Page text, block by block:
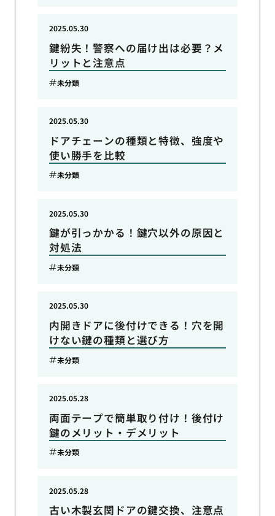
鍵紛失！警察への届け出は必要？メ
リットと注意点
2025.05.30
未分類
ドアチェーンの種類と特徴、強度や
使い勝手を比較
2025.05.30
未分類
鍵が引っかかる！鍵穴以外の原因と
対処法
2025.05.30
未分類
内開きドアに後付けできる！穴を開
けない鍵の種類と選び方
2025.05.30
未分類
両面テープで簡単取り付け！後付け
鍵のメリット・デメリット
2025.05.28
未分類
古い木製玄関ドアの鍵交換、注意点
2025.05.28